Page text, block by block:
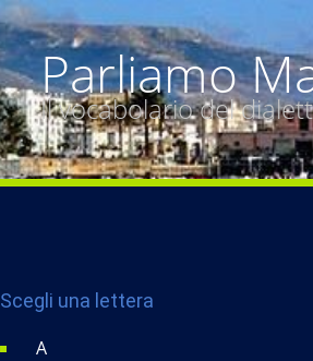
Parliamo
Il vocabolario del
Scegli una lettera
A